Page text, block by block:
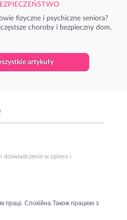
fizyczne i psychiczne seniora?
choroby i bezpieczny dom.
artykuły
doświadczenie w opiece i
праці. Спокійна.Також працюю з